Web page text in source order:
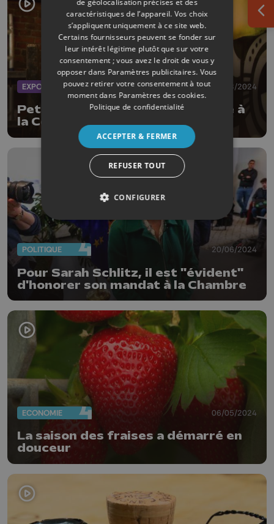
EXPOS 21/08/2024
Petit-Hallet: Le Street Art invité à
la Cour des Arts
POLITIQUE 20/06/2024
Pour Sarah Schlitz, il est "évident"
d'honorer son mandat à la Chambre
ECONOMIE 06/05/2024
La saison des fraises a démarré en
douceur
caractéristiques de l’appareil. Vos choix
s’appliquent uniquement à ce site web.
Certains fournisseurs peuvent se fonder sur
leur intérêt légitime plutôt que sur votre
consentement ; vous avez le droit de vous y
opposer dans Paramètres publicitaires. Vous
pouvez retirer votre consentement à tout
moment dans Paramètres des cookies.
Politique de confidentialité
ACCEPTER & FERMER
REFUSER TOUT
CONFIGURER